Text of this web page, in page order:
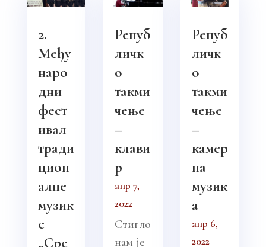
2.
Међу
наро
дни
фест
ивал
тради
цион
алне
музик
е
„Сре
Репуб
личк
о
такми
чењe
–
клави
р
апр 7,
2022
Стигло
нам је
Репуб
личк
о
такми
чење
–
камер
на
музик
а
апр 6,
2022